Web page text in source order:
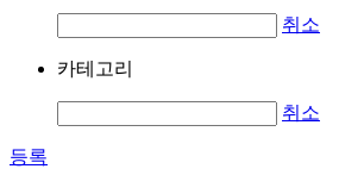
취소
카테고리
취소
등록